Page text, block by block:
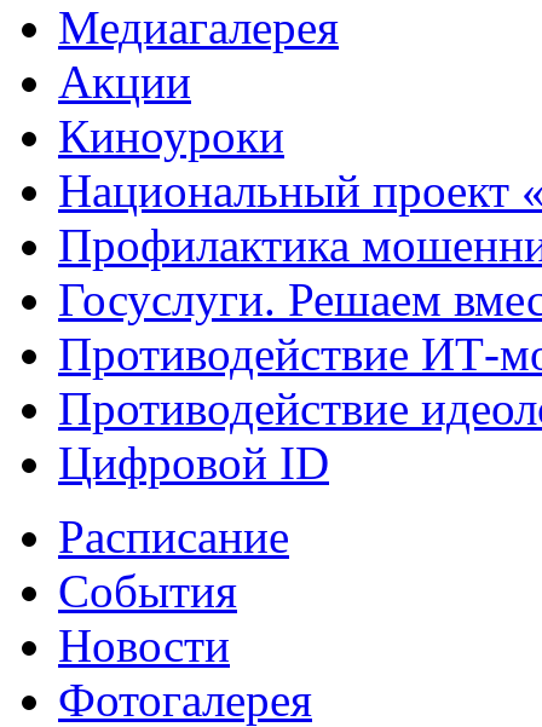
Медиагалерея
Акции
Киноуроки
Национальный проект
Профилактика
Госуслуги. Решаем
Противодействие ИТ-
Противодействие
Цифровой ID
Расписание
События
Новости
Фотогалерея